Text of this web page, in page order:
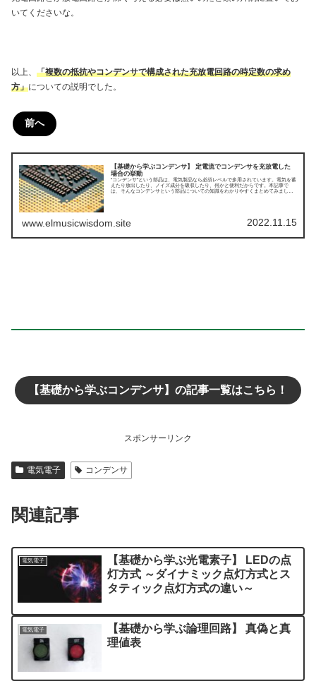
いてくださいな。
以上、 「複数の抵抗やコンデンサで構成された充放電回路の時定数の求め
方」についての説明でした。
前へ
【基礎から学ぶコンデンサ】 定電流でコンデンサを充放電した
場合の挙動
“コンデンサ”という部品は、電気製品なら必須レベルで多用されています。電気を蓄
えたり放出したり、ノイズ成分を吸収したり、何かと便利だからです。本記事で
は、そんなコンデンサという部品についての知識をわかりやすくまとめてみまし
www.elmusicwisdom.site 2022.11.15
【基礎から学ぶコンデンサ】の記事一覧はこちら！
スポンサーリンク
電気電子 コンデンサ
関連記事
電気電子
【基礎から学ぶ光電素子】 LEDの点
灯方式 ～ダイナミック点灯方式とス
タティック点灯方式の違い～
電気電子
【基礎から学ぶ論理回路】 真偽と真
理値表